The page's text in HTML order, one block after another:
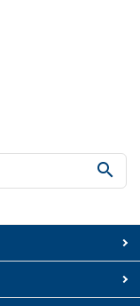
search